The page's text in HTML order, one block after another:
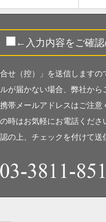
←入力内容をご確認
合せ（控）」を送信しますの
が届かない場合、弊社から
帯メールアドレスはご注意
時はお気軽にお電話くださ
の上、チェックを付けて送